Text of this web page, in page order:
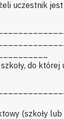
uczestnik
do
(szkoły